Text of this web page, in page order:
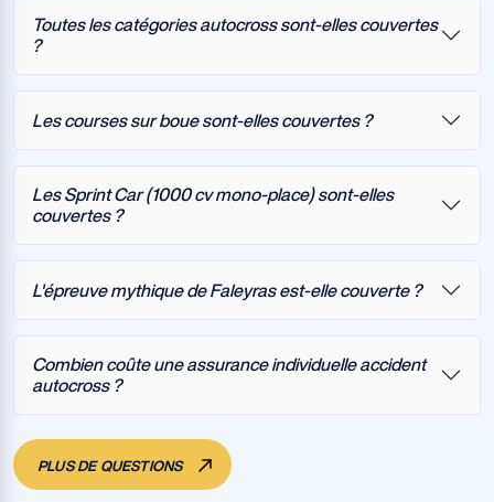
Toutes les catégories autocross sont-elles couvertes
?
Les courses sur boue sont-elles couvertes ?
Les Sprint Car (1000 cv mono-place) sont-elles
couvertes ?
L'épreuve mythique de Faleyras est-elle couverte ?
Combien coûte une assurance individuelle accident
autocross ?
PLUS DE QUESTIONS